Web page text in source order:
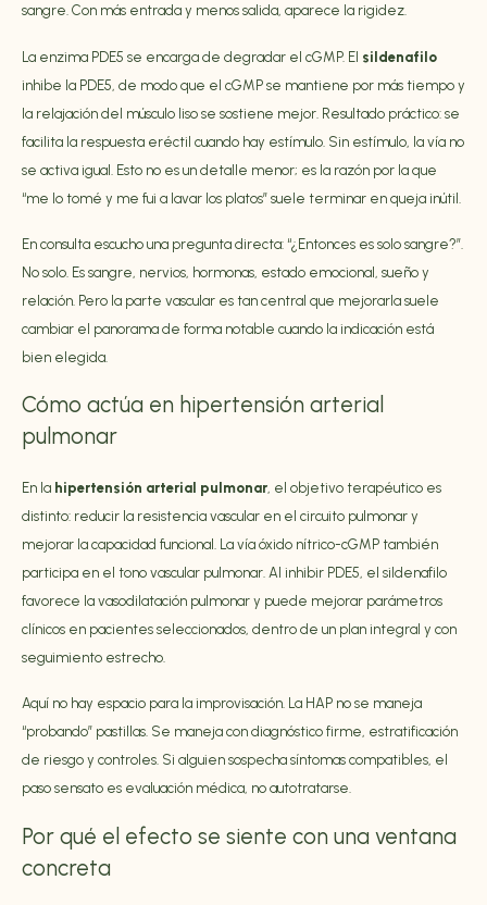
sangre. Con más entrada y menos salida, aparece la rigidez.
La enzima PDE5 se encarga de degradar el cGMP. El sildenafilo
inhibe la PDE5, de modo que el cGMP se mantiene por más tiempo y
la relajación del músculo liso se sostiene mejor. Resultado práctico: se
facilita la respuesta eréctil cuando hay estímulo. Sin estímulo, la vía no
se activa igual. Esto no es un detalle menor; es la razón por la que
“me lo tomé y me fui a lavar los platos” suele terminar en queja inútil.
En consulta escucho una pregunta directa: “¿Entonces es solo sangre?”.
No solo. Es sangre, nervios, hormonas, estado emocional, sueño y
relación. Pero la parte vascular es tan central que mejorarla suele
cambiar el panorama de forma notable cuando la indicación está
bien elegida.
Cómo actúa en hipertensión arterial
pulmonar
En la hipertensión arterial pulmonar, el objetivo terapéutico es
distinto: reducir la resistencia vascular en el circuito pulmonar y
mejorar la capacidad funcional. La vía óxido nítrico-cGMP también
participa en el tono vascular pulmonar. Al inhibir PDE5, el sildenafilo
favorece la vasodilatación pulmonar y puede mejorar parámetros
clínicos en pacientes seleccionados, dentro de un plan integral y con
seguimiento estrecho.
Aquí no hay espacio para la improvisación. La HAP no se maneja
“probando” pastillas. Se maneja con diagnóstico firme, estratificación
de riesgo y controles. Si alguien sospecha síntomas compatibles, el
paso sensato es evaluación médica, no autotratarse.
Por qué el efecto se siente con una ventana
concreta